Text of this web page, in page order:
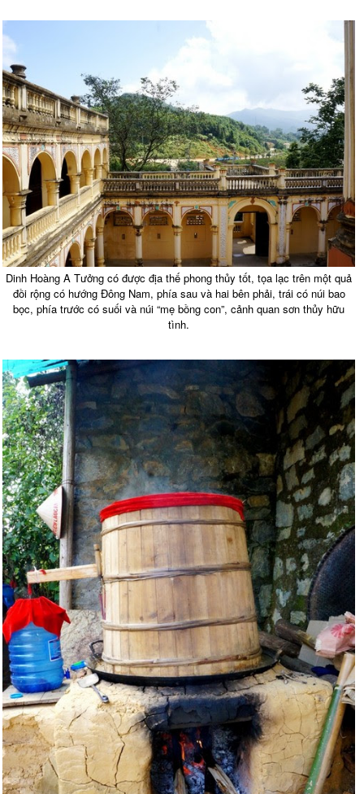
Dinh Hoàng A Tưởng có được địa thế phong thủy tốt, tọa lạc trên một quả
đồi rộng có hướng Đông Nam, phía sau và hai bên phải, trái có núi bao
bọc, phía trước có suối và núi “mẹ bồng con”, cảnh quan sơn thủy hữu
tình.